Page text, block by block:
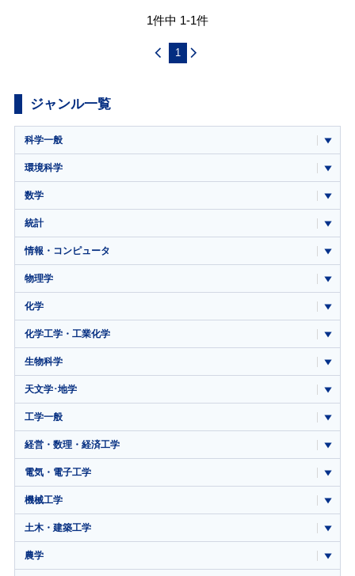
1件中 1-1件
1
ジャンル一覧
科学一般
環境科学
数学
統計
情報・コンピュータ
物理学
化学
化学工学・工業化学
生物科学
天文学･地学
工学一般
経営・数理・経済工学
電気・電子工学
機械工学
土木・建築工学
農学